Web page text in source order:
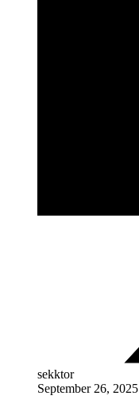
sekktor
September 26, 2025